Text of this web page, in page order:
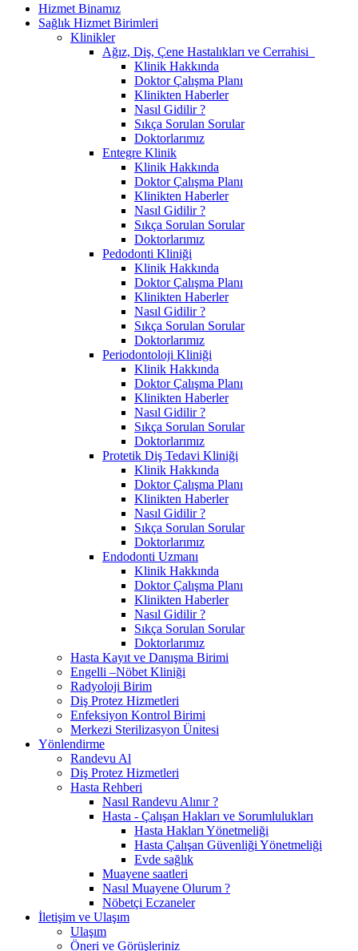
Hizmet Binamız
Sağlık Hizmet Birimleri
Klinikler
Ağız, Diş, Çene Hastalıkları ve Cerrahisi
Klinik Hakkında
Doktor Çalışma Planı
Klinikten Haberler
Nasıl Gidilir ?
Sıkça Sorulan Sorular
Doktorlarımız
Entegre Klinik
Klinik Hakkında
Doktor Çalışma Planı
Klinikten Haberler
Nasıl Gidilir ?
Sıkça Sorulan Sorular
Doktorlarımız
Pedodonti Kliniği
Klinik Hakkında
Doktor Çalışma Planı
Klinikten Haberler
Nasıl Gidilir ?
Sıkça Sorulan Sorular
Doktorlarımız
Periodontoloji Kliniği
Klinik Hakkında
Doktor Çalışma Planı
Klinikten Haberler
Nasıl Gidilir ?
Sıkça Sorulan Sorular
Doktorlarımız
Protetik Diş Tedavi Kliniği
Klinik Hakkında
Doktor Çalışma Planı
Klinikten Haberler
Nasıl Gidilir ?
Sıkça Sorulan Sorular
Doktorlarımız
Endodonti Uzmanı
Klinik Hakkında
Doktor Çalışma Planı
Klinikten Haberler
Nasıl Gidilir ?
Sıkça Sorulan Sorular
Doktorlarımız
Hasta Kayıt ve Danışma Birimi
Engelli –Nöbet Kliniği
Radyoloji Birim
Diş Protez Hizmetleri
Enfeksiyon Kontrol Birimi
Merkezi Sterilizasyon Ünitesi
Yönlendirme
Randevu Al
Diş Protez Hizmetleri
Hasta Rehberi
Nasıl Randevu Alınır ?
Hasta - Çalışan Hakları ve Sorumlulukları
Hasta Hakları Yönetmeliği
Hasta Çalışan Güvenliği Yönetmeliği
Evde sağlık
Muayene saatleri
Nasıl Muayene Olurum ?
Nöbetçi Eczaneler
İletişim ve Ulaşım
Ulaşım
Öneri ve Görüşleriniz